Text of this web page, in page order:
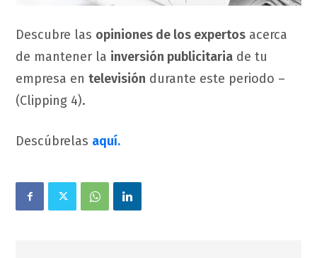
Descubre las opiniones de los expertos acerca
de mantener la inversión publicitaria de tu
empresa en televisión durante este periodo –
(Clipping 4).
Descúbrelas aquí.